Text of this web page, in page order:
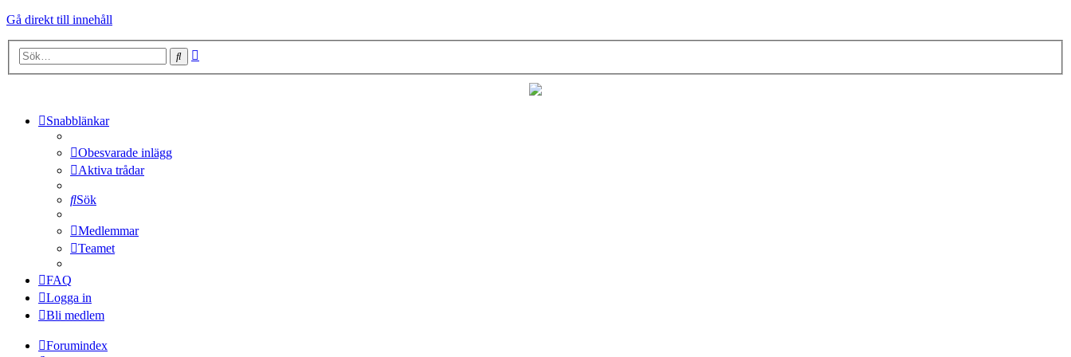
Gå direkt till innehåll
Sök
Snabblänkar
Obesvarade inlägg
Aktiva trådar
Sök
Medlemmar
Teamet
FAQ
Logga in
Bli medlem
Forumindex